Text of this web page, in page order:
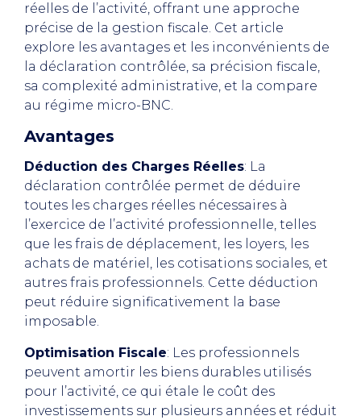
réelles de l’activité, offrant une approche
précise de la gestion fiscale. Cet article
explore les avantages et les inconvénients de
la déclaration contrôlée, sa précision fiscale,
sa complexité administrative, et la compare
au régime micro-BNC.
Avantages
Déduction des Charges Réelles: La
déclaration contrôlée permet de déduire
toutes les charges réelles nécessaires à
l’exercice de l’activité professionnelle, telles
que les frais de déplacement, les loyers, les
achats de matériel, les cotisations sociales, et
autres frais professionnels. Cette déduction
peut réduire significativement la base
imposable.
Optimisation Fiscale: Les professionnels
peuvent amortir les biens durables utilisés
pour l’activité, ce qui étale le coût des
investissements sur plusieurs années et réduit